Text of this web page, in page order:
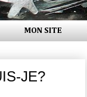
MON SITE
JE?